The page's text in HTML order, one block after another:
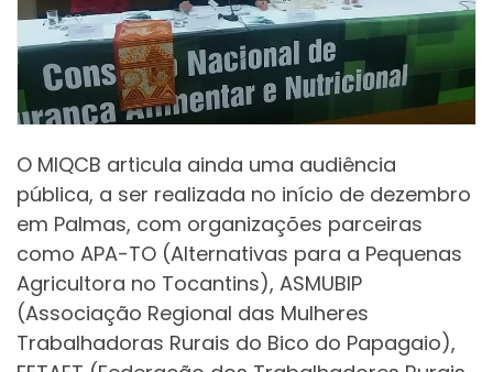
O MIQCB articula ainda uma audiência
pública, a ser realizada no início de dezembro
em Palmas, com organizações parceiras
como APA-TO (Alternativas para a Pequenas
Agricultora no Tocantins), ASMUBIP
(Associação Regional das Mulheres
Trabalhadoras Rurais do Bico do Papagaio),